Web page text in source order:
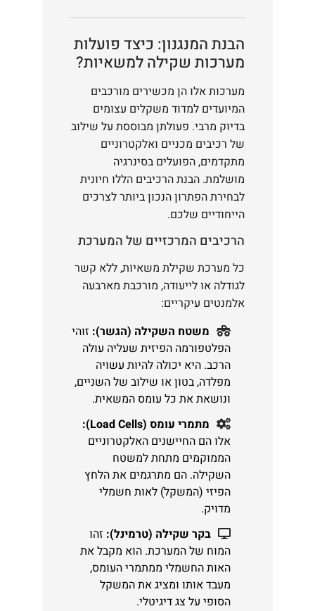
הבנת המנגנון: כיצד פועלות
מערכות שקילה למשאיות?
מערכות אלו הן מכשירים מורכבים
המיועדים למדוד משקלים עצומים
בדיוק מרבי. פעולתן מבוססת על שילוב
של רכיבים מכניים ואלקטרוניים
מתקדמים, הפועלים בסינרגיה
מושלמת. הבנת הרכיבים הללו חיונית
לבחירת הפתרון הנכון ביותר לצרכים
הייחודיים שלכם.
הרכיבים המרכזיים של המערכת
כל מערכת שקילת משאיות, ללא קשר
לגודלה או לייעודה, מורכבת מארבעה
אלמנטים עיקריים:
משטח השקילה (הגשר): זוהי
הפלטפורמה הפיזית שעליה עולה
הרכב. היא יכולה להיות עשויה
מפלדה, בטון או שילוב של השניים,
ונושאת את כל עומס המשאית.
מתמרי עומס (Load Cells):
אלו הם החיישנים האלקטרוניים
הממוקמים מתחת למשטח
השקילה. הם מתרגמים את הלחץ
הפיזי (המשקל) לאות חשמלי
מדויק.
בקר שקילה (טרמינל): זהו
המוח של המערכת. הוא מקבל את
האות החשמלי ממתמרי העומס,
מעבד אותו ומציג את המשקל
הסופי על צג דיגיטלי.